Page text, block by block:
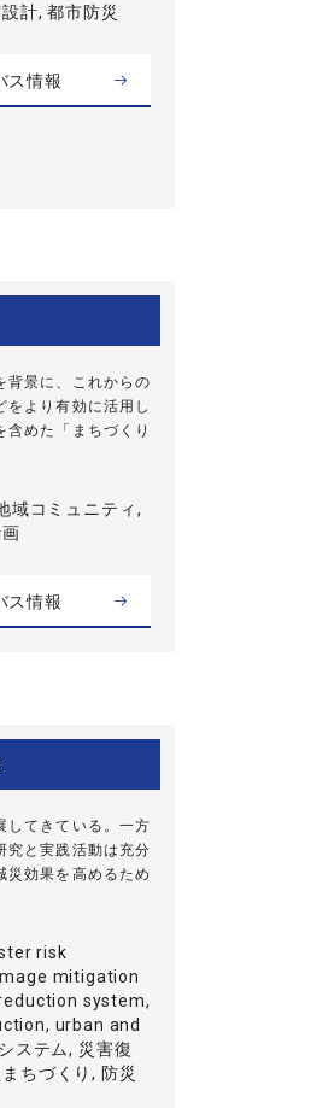
計, 都市防災
ス情報
背景に、これからの
より有効に活用し
めた「まちづくり
域コミュニティ,
ス情報
してきている。一方
究と実践活動は充分
災効果を高めるため
risk
mitigation
system,
urban and
ステム, 災害復
ちづくり, 防災